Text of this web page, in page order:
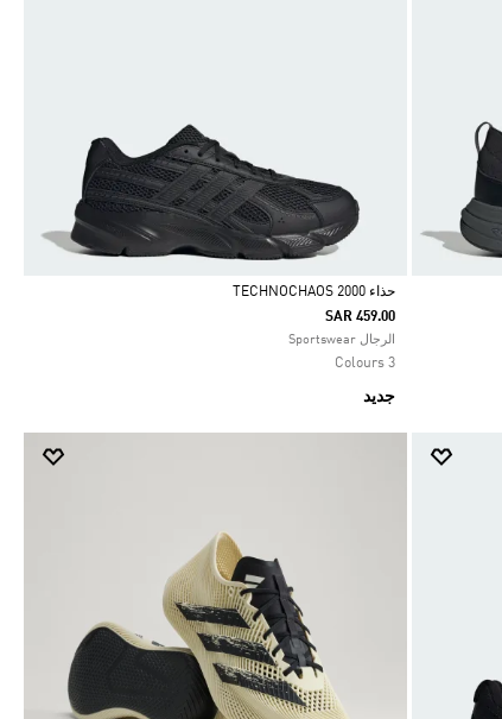
Selected
حذاء TECHNOCHAOS 2000
SAR 459.00
الرجال Sportswear
3 Colours
جديد